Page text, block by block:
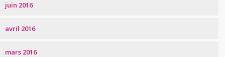
juin 2016
avril 2016
mars 2016